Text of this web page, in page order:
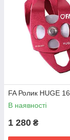
FA Ролик HUGE
В наявності
1 280 ₴